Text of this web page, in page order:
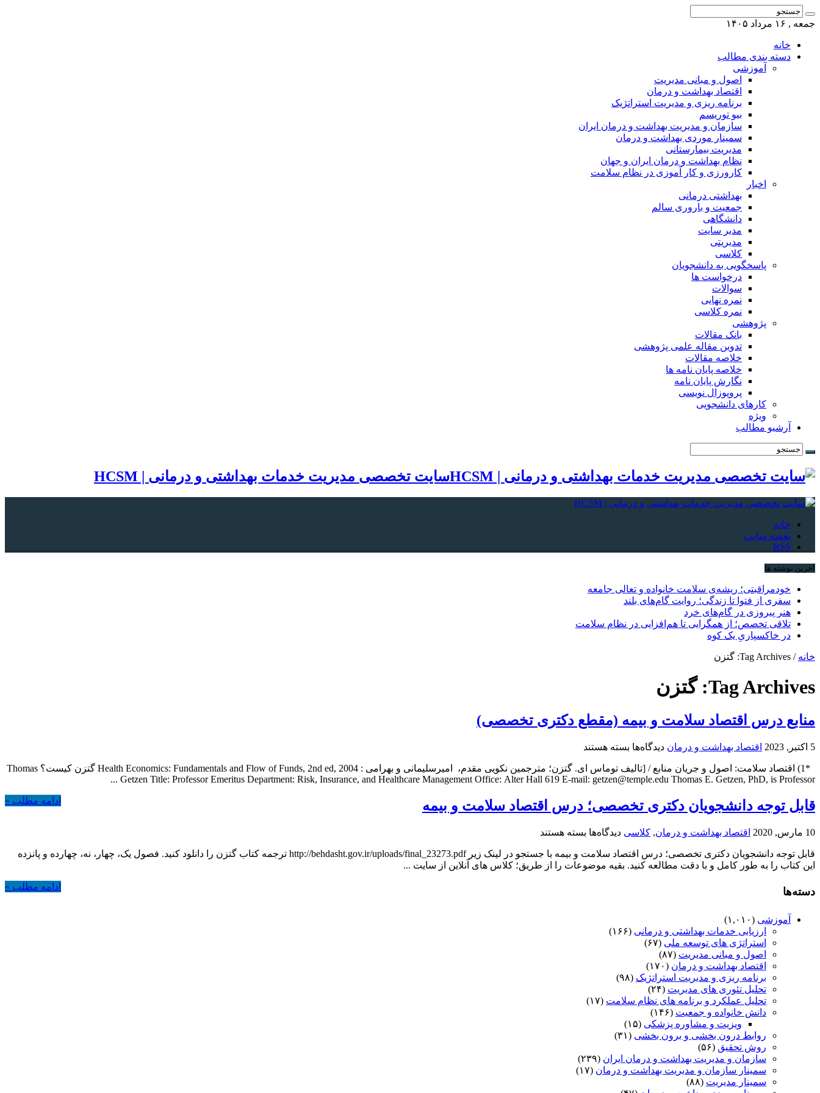
جمعه , ۱۶ مرداد ۱۴۰۵
خانه
دسته بندی مطالب
آموزشی
اصول و مبانی مدیریت
اقتصاد بهداشت و درمان
برنامه ریزی و مدیریت استراتژیک
بیو توریسم
سازمان و مدیریت بهداشت و درمان ایران
سمینار موردی بهداشت و درمان
مدیریت بیمارستانی
نظام بهداشت و درمان ایران و جهان
کارورزی و کار آموزی در نظام سلامت
اخبار
بهداشتی درمانی
جمعیت و باروری سالم
دانشگاهی
مدیر سایت
مدیریتی
کلاسی
پاسخگویی به دانشجویان
درخواست ها
سوالات
نمره نهایی
نمره کلاسی
پژوهشی
بانک مقالات
تدوین مقاله علمی پژوهشی
خلاصه مقالات
خلاصه پایان نامه ها
نگارش پایان نامه
پروپوزال نویسی
کارهای دانشجویی
ویژه
آرشیو مطالب
سایت تخصصی مدیریت خدمات بهداشتی و درمانی | HCSM
خانه
نقشه سایت
RSS
آخرین نوشته ها
خودمراقبتی؛ ریشه‌ی سلامت خانواده و تعالی جامعه
سفری از فتوا تا زندگی؛ روایت گام‌های بلند
هنر پیروزی در گام‌های خرد
تلاقی تخصص؛ از همگرایی تا هم‌افزایی در نظام سلامت
در خاکسپاریِ یک کوه
خانه / Tag Archives: گتزن
Tag Archives: گتزن
منابع درس اقتصاد سلامت و بیمه (مقطع دکتری تخصصی)
5 اکتبر, 2023 اقتصاد بهداشت و درمان دیدگاه‌ها برای
درس
اقتصاد
و
بیمه
(مقطع
دکتری
تخصصی)
بسته هستند
*1) اقتصاد سلامت: اصول و جریان منابع / [تالیف توماس ای. گتزن؛ مترجمین نکویی مقدم، امیرسلیمانی و بهرامی : Health Economics: Fundamentals and Flow of Funds, 2nd ed, 2004 گتزن کیست؟ Thomas
Getzen Title: Professor Emeritus Department: Risk, Insurance, and Healthcare Management Office: Alter Hall 619 E-mail: getzen@temple.edu Thomas E. Getzen, PhD, is Professor ...
ادامه مطلب » قابل توجه دانشجویان دکتری تخصصی؛ درس اقتصاد سلامت و بیمه
10 مارس, 2020 اقتصاد بهداشت و درمان, کلاسی دیدگاه‌ها برای
توجه
دانشجویان
بسته هستند
قابل توجه دانشجویان دکتری تخصصی؛ درس اقتصاد سلامت و بیمه با جستجو در لینک زیر http://behdasht.gov.ir/uploads/final_23273.pdf ترجمه کتاب گتزن را دانلود کنید. فصول یک، چهار، نه، چهارده و پانزده
این کتاب را به طور کامل و با دقت مطالعه کنید. بقیه موضوعات را از طریق؛ کلاس های آنلاین از سایت ...
ادامه مطلب » دسته‌ها
آموزشی (۱,۰۱۰)
ارزیابی خدمات بهداشتی و درمانی (۱۶۶)
استراتژی های توسعه ملی (۶۷)
اصول و مبانی مدیریت (۸۷)
اقتصاد بهداشت و درمان (۱۷۰)
برنامه ریزی و مدیریت استراتژیک (۹۸)
تحلیل تئوری های مدیریت (۲۴)
تحلیل عملکرد و برنامه های نظام سلامت (۱۷)
دانش خانواده و جمعیت (۱۴۶)
ویزیت و مشاوره پزشکی (۱۵)
روابط درون بخشی و برون بخشی (۳۱)
روش تحقیق (۵۶)
سازمان و مدیریت بهداشت و درمان ایران (۲۳۹)
سمینار سازمان و مدیریت بهداشت و درمان (۱۷)
سمینار مدیریت (۸۸)